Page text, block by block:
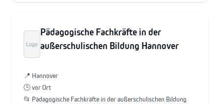
Logo
Pädagogische Fachkräfte in der
außerschulischen Bildung Hannover
📍 Hannover
🕒 vor Ort
📂 Pädagogische Fachkräfte in der außerschulischen Bildung